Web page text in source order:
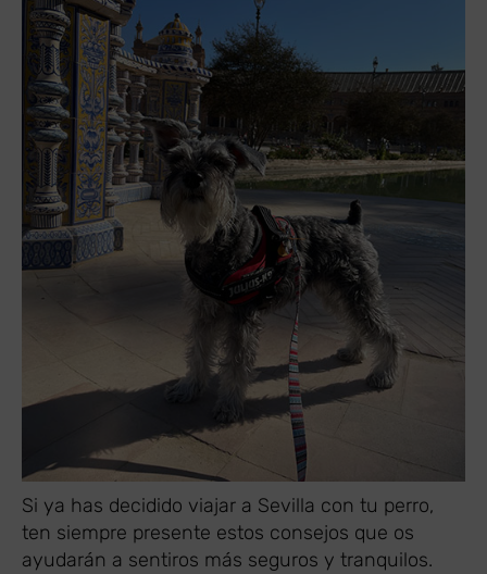
Si ya has decidido viajar a Sevilla con tu perro,
ten siempre presente estos consejos que os
ayudarán a sentiros más seguros y tranquilos.